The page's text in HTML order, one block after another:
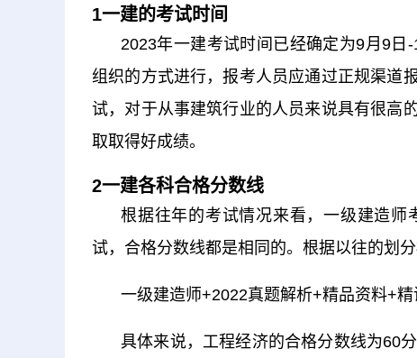
1一建的考试时间
2023年一建考试时间已经确定为9月9
组织的方式进行，报考人员应通过正规渠道
试，对于从事建筑行业的人员来说具有很高
取取得好成绩。
2一建各科合格分数线
根据往年的考试情况来看，一级建造师
试，合格分数线都是相同的。根据以往的划
一级建造师+2022真题解析+精品资料+
具体来说，工程经济的合格分数线为60